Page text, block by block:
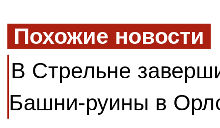
Похожие новости
В Стрельне
Башни-руины в